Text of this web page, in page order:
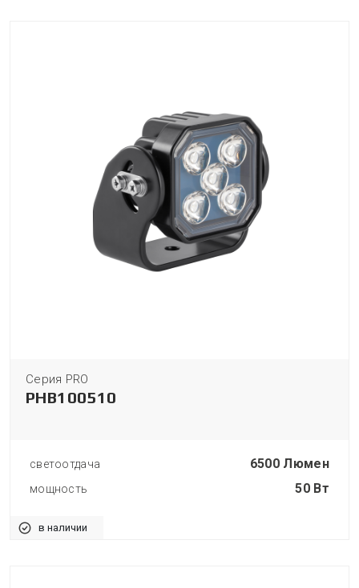
Серия PRO
PHB100510
светоотдача 6500 Люмен
мощность 50 Вт
в наличии